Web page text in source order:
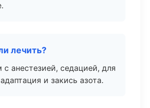
лечить?
с анестезией, седацией, для
и закись азота.